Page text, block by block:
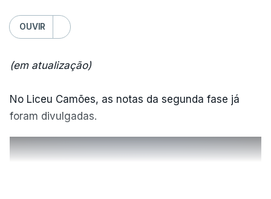
OUVIR
(em atualização)
No Liceu Camões, as notas da segunda fase já
foram divulgadas.